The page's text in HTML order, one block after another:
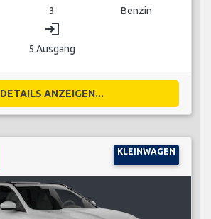
3 Benzin
login
5 Ausgang
DETAILS ANZEIGEN...
KLEINWAGEN